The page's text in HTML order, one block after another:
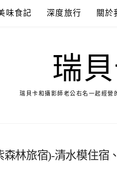
味食記 深度旅行 關於
瑞
瑞貝卡和攝影師老公右名一起經營
林旅宿)-清水模住宿